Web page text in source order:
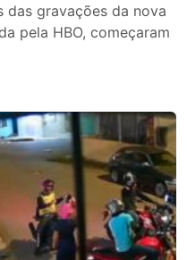
das gravações da nova
pela HBO, começaram